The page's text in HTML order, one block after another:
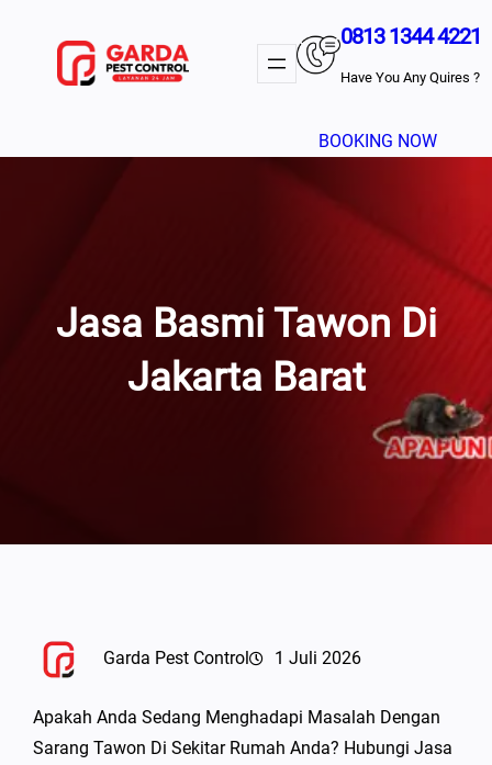
0813 1344 4221
Have You Any Quires ?
BOOKING NOW
Jasa Basmi Tawon Di
Jakarta Barat
Garda Pest Control 1 Juli 2026
Apakah Anda Sedang Menghadapi Masalah Dengan
Sarang Tawon Di Sekitar Rumah Anda? Hubungi Jasa